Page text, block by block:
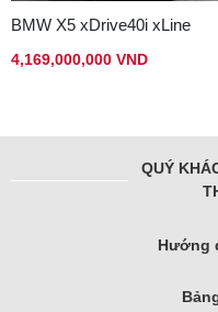
BMW X5 xDrive40i xLine
4,169,000,000 VND
QUÝ
Hướng